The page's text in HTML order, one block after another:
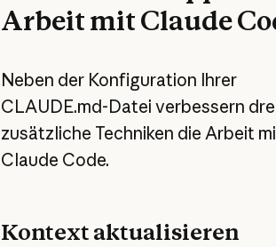
Arbeit mit Claude
Neben der Konfiguration Ihrer
CLAUDE.md-Datei verbessern
zusätzliche Techniken die Arbeit
Claude Code.
Kontext aktualisieren